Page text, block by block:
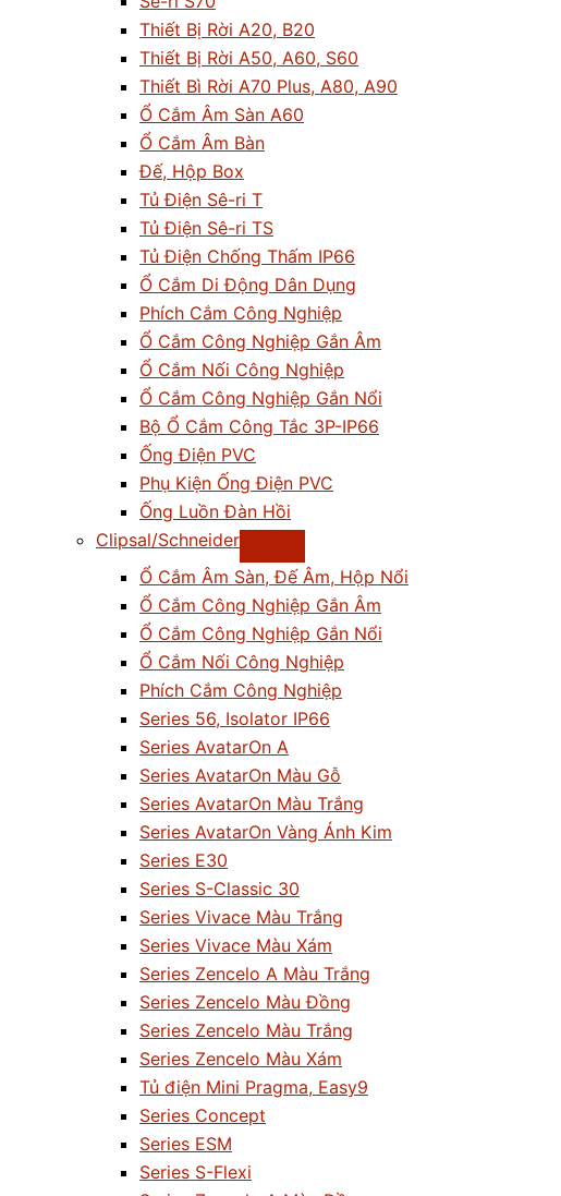
Thiết Bị Rời A20, B20
Thiết Bị Rời A50, A60, S60
Thiết Bì Rời A70 Plus, A80, A90
Ổ Cắm Âm Sàn A60
Ổ Cắm Âm Bàn
Đế, Hộp Box
Tủ Điện Sê-ri T
Tủ Điện Sê-ri TS
Tủ Điện Chống Thấm IP66
Ổ Cắm Di Động Dân Dụng
Phích Cắm Công Nghiệp
Ổ Cắm Công Nghiệp Gắn Âm
Ổ Cắm Nối Công Nghiệp
Ổ Cắm Công Nghiệp Gắn Nổi
Bộ Ổ Cắm Công Tắc 3P-IP66
Ống Điện PVC
Phụ Kiện Ống Điện PVC
Ống Luồn Đàn Hồi
Clipsal/Schneider
Ổ Cắm Âm Sàn, Đế Âm, Hộp Nổi
Ổ Cắm Công Nghiệp Gắn Âm
Ổ Cắm Công Nghiệp Gắn Nổi
Ổ Cắm Nối Công Nghiệp
Phích Cắm Công Nghiệp
Series 56, Isolator IP66
Series AvatarOn A
Series AvatarOn Màu Gỗ
Series AvatarOn Màu Trắng
Series AvatarOn Vàng Ánh Kim
Series E30
Series S-Classic 30
Series Vivace Màu Trắng
Series Vivace Màu Xám
Series Zencelo A Màu Trắng
Series Zencelo Màu Đồng
Series Zencelo Màu Trắng
Series Zencelo Màu Xám
Tủ điện Mini Pragma, Easy9
Series Concept
Series ESM
Series S-Flexi